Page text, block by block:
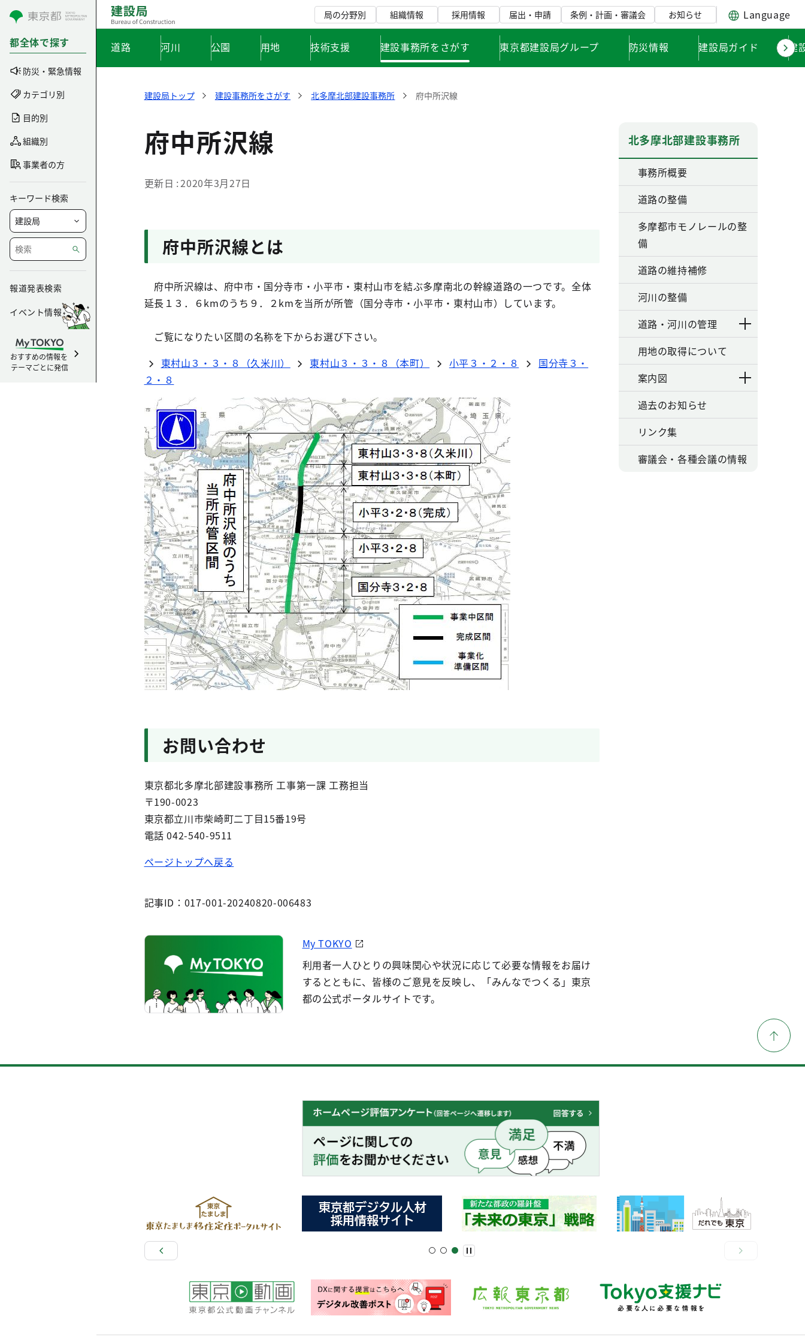
コンテンツにスキップ
都全体で探す
防災・緊急情報
カテゴリ別
目的別
組織別
事業者の方
キーワード検索
報道発表検索
イベント情報
おすすめの情報を
テーマごとに発信
局の分野別 組織情報 採用情報 届出・申請 条例・計画・審議会 お知らせ Language
道路 河川 公園 用地 技術支援 建設事務所をさがす 東京都建設局グループ 防災情報 建設局ガイド 建
建設局トップ 建設事務所をさがす 北多摩北部建設事務所 府中所沢線
府中所沢線
更新日 2020年3月27日
府中所沢線とは
府中所沢線は、府中市・国分寺市・小平市・東村山市を結ぶ多摩南北の幹線道路の一つです。全体
延長１３．６kmのうち９．２kmを当所が所管（国分寺市・小平市・東村山市）しています。
ご覧になりたい区間の名称を下からお選び下さい。
東村山３・３・８（久米川）
東村山３・３・８（本町） 小平３・２・８
国分寺３・
２・８
お問い合わせ
東京都北多摩北部建設事務所 工事第一課 工務担当
〒190-0023
東京都立川市柴崎町二丁目15番19号
電話 042-540-9511
ページトップへ戻る
記事ID：017-001-20240820-006483
My TOKYO
利用者一人ひとりの興味関心や状況に応じて必要な情報をお届け
するとともに、皆様のご意見を反映し、「みんなでつくる」東京
都の公式ポータルサイトです。
北多摩北部建設事務所
事務所概要
道路の整備
多摩都市モノレールの整
備
道路の維持補修
河川の整備
道路・河川の管理
用地の取得について
案内図
過去のお知らせ
リンク集
審議会・各種会議の情報